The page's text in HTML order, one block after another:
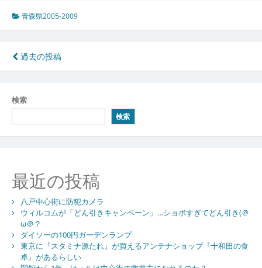
青森県2005-2009
投
稿
ナ
ビ
ゲ
シ
ョ
ン
過去の投稿
検索
検索
最近の投稿
八戸中心街に防犯カメラ
ウィルコムが「どん引きキャンペーン」…ショボすぎてどん引き(＠
ω＠？
ダイソーの100円ガーデンランプ
東京に『スタミナ源たれ』が買えるアンテナショップ『十和田の食
卓』があるらしい